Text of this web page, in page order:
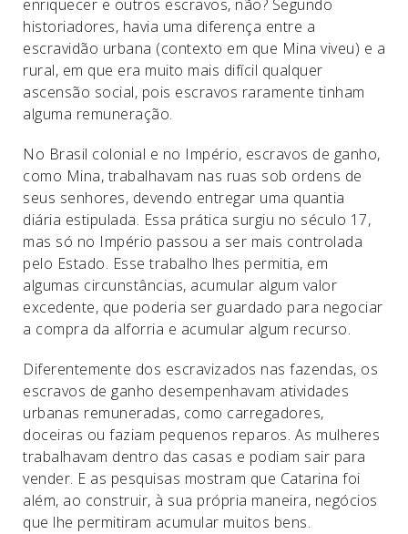
enriquecer e outros escravos, não? Segundo
historiadores, havia uma diferença entre a
escravidão urbana (contexto em que Mina viveu) e a
rural, em que era muito mais difícil qualquer
ascensão social, pois escravos raramente tinham
alguma remuneração.
No Brasil colonial e no Império, escravos de ganho,
como Mina, trabalhavam nas ruas sob ordens de
seus senhores, devendo entregar uma quantia
diária estipulada. Essa prática surgiu no século 17,
mas só no Império passou a ser mais controlada
pelo Estado. Esse trabalho lhes permitia, em
algumas circunstâncias, acumular algum valor
excedente, que poderia ser guardado para negociar
a compra da alforria e acumular algum recurso.
Diferentemente dos escravizados nas fazendas, os
escravos de ganho desempenhavam atividades
urbanas remuneradas, como carregadores,
doceiras ou faziam pequenos reparos. As mulheres
trabalhavam dentro das casas e podiam sair para
vender. E as pesquisas mostram que Catarina foi
além, ao construir, à sua própria maneira, negócios
que lhe permitiram acumular muitos bens.